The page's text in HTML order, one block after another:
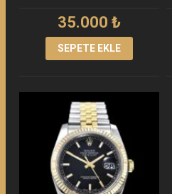
35.000 ₺
SEPETE EKLE